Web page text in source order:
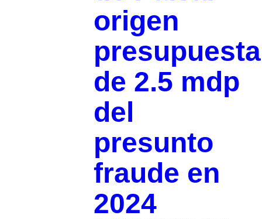
origen
de 2.5 mdp
del
presunto
fraude en
2024